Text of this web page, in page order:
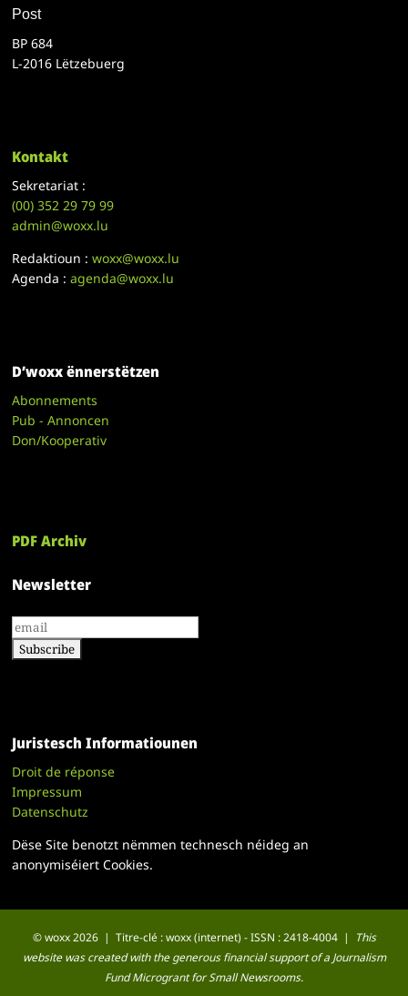
Post
BP 684
L-2016 Lëtzebuerg
Kontakt
Sekretariat :
(00)352 29 79 99
admin@woxx.lu
Redaktioun :woxx@woxx.lu
Agenda :agenda@woxx.lu
D’woxx ënnerstëtzen
Abonnements
Pub - Annoncen
Don/Kooperativ
PDF Archiv
Newsletter
Juristesch Informatiounen
Droit de réponse
Impressum
Datenschutz
Dëse Site benotzt nëmmen technesch néideg an
anonymiséiert Cookies.
© woxx 2026 | Titre-clé : woxx (internet) - ISSN : 2418-4004 |
This
website was created with the generous financial support of a Journalism
Fund Microgrant for Small Newsrooms.